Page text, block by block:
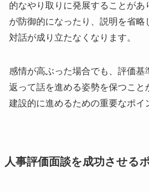
的なやり取りに発展することがあ
が防御的になったり、説明を省略
対話が成り立たなくなります。
感情が高ぶった場合でも、評価基
返って話を進める姿勢を保つこと
建設的に進めるための重要なポイ
人事評価面談を成功させる